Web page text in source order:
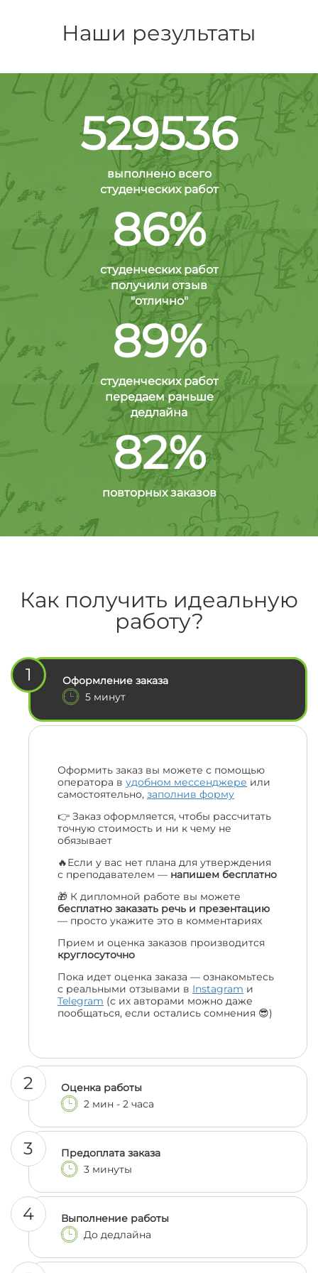
Наши результаты
529536
выполнено всего
студенческих работ
86%
студенческих работ
получили отзыв
"отлично"
89%
студенческих работ
передаем раньше
дедлайна
82%
повторных заказов
Как получить идеальную
работу?
1
Оформление заказа
5 минут
Оформить заказ вы можете с помощью
оператора в удобном мессенджере или
самостоятельно, заполнив форму
👉 Заказ оформляется, чтобы рассчитать
точную стоимость и ни к чему не
обязывает
🔥Если у вас нет плана для утверждения
с преподавателем — напишем бесплатно
🎁 К дипломной работе вы можете
бесплатно заказать речь и презентацию
— просто укажите это в комментариях
Прием и оценка заказов производится
круглосуточно
Пока идет оценка заказа — ознакомьтесь
с реальными отзывами в Instagram и
Telegram (с их авторами можно даже
пообщаться, если остались сомнения 😎)
2
Оценка работы
2 мин - 2 часа
3
Предоплата заказа
3 минуты
4
Выполнение работы
До дедлайна